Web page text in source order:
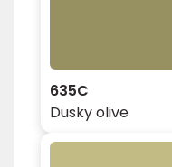
635C
Dusky olive